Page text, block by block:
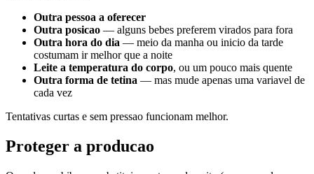
Outra pessoa a oferecer
Outra posicao — alguns bebes preferem virados para fora
Outra hora do dia — meio da manha ou inicio da tarde
costumam ir melhor que a noite
Leite a temperatura do corpo, ou um pouco mais quente
Outra forma de tetina — mas mude apenas uma variavel de
cada vez
Tentativas curtas e sem pressao funcionam melhor.
Proteger a producao